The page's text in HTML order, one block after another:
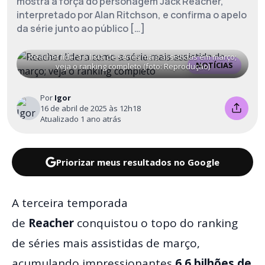
interpretado por Alan Ritchson, e confirma o apelo
da série junto ao público […]
NOTÍCIAS
Reacher lidera a lista de séries mais assistidas em março;
veja o ranking completo (foto: Reprodução)
Por Igor
16 de abril de 2025 às 12h18
Atualizado 1 ano atrás
Priorizar meus resultados no Google
A terceira temporada
de Reacher conquistou o topo do ranking
de séries mais assistidas de março,